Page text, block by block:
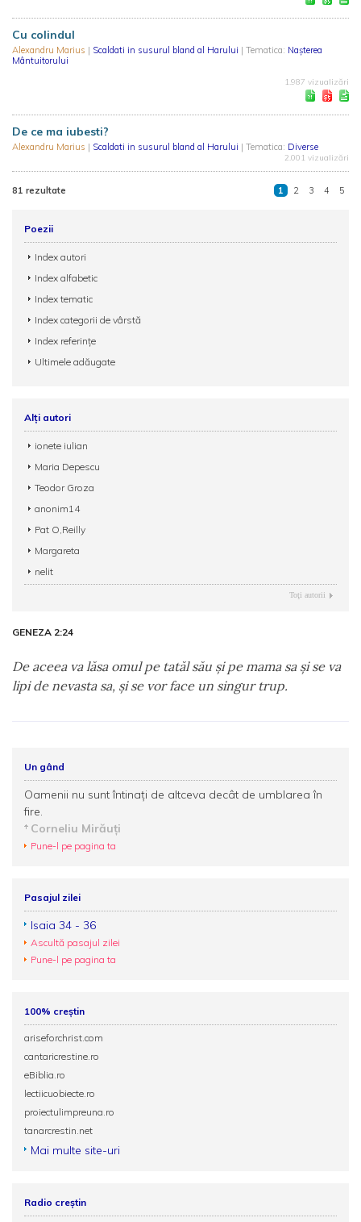
Cu colindul
Alexandru Marius | Scaldati in susurul bland al Harului | Tematica: Nașterea
Mântuitorului
1.987 vizualizări
De ce ma iubesti?
Alexandru Marius | Scaldati in susurul bland al Harului | Tematica: Diverse
2.001 vizualizări
81 rezultate 1 2 3 4 5
Poezii
Index autori
Index alfabetic
Index tematic
Index categorii de vârstă
Index referințe
Ultimele adăugate
Alți autori
ionete iulian
Maria Depescu
Teodor Groza
anonim14
Pat O,Reilly
Margareta
nelit
Toţi autorii
GENEZA 2:24
De aceea va lăsa omul pe tatăl său şi pe mama sa şi se va
lipi de nevasta sa, şi se vor face un singur trup.
Un gând
Oamenii nu sunt întinați de altceva decât de umblarea în
fire.
Corneliu Mirăuţi
Pune-l pe pagina ta
Pasajul zilei
Isaia 34 - 36
Ascultă pasajul zilei
Pune-l pe pagina ta
100% creștin
ariseforchrist.com
cantaricrestine.ro
eBiblia.ro
lectiicuobiecte.ro
proiectulimpreuna.ro
tanarcrestin.net
Mai multe site-uri
Radio creștin